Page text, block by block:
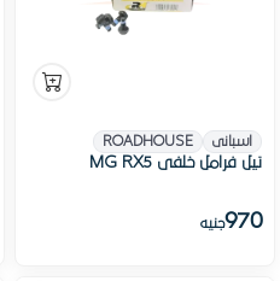
اسبانى ROADHOUSE
تيل فرامل خلفى MG RX5
970جنيه